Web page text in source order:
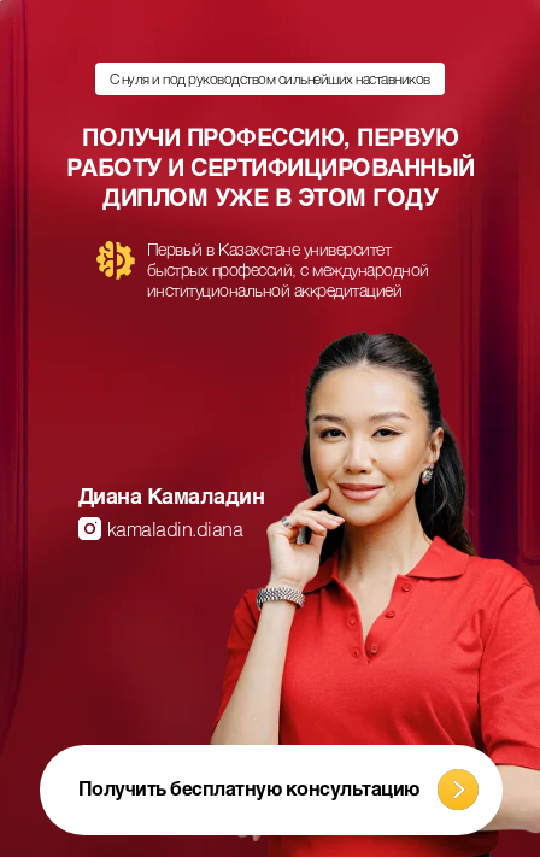
ПОЛУЧИ ПРОФЕССИЮ, ПЕРВУЮ
РАБОТУ И СЕРТИФИЦИРОВАННЫЙ
ДИПЛОМ УЖЕ В ЭТОМ ГОДУ
С нуля и под руководством сильнейших наставников
Первый в Казахстане университет
быстрых профессий, с международной
институциональной аккредитацией
Получить бесплатную консультацию
Диана Камаладин
kamaladin.diana